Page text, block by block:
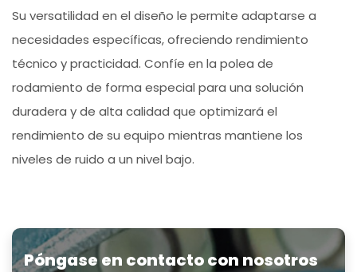
Su versatilidad en el diseño le permite adaptarse a
necesidades específicas, ofreciendo rendimiento
técnico y practicidad. Confíe en la polea de
rodamiento de forma especial para una solución
duradera y de alta calidad que optimizará el
rendimiento de su equipo mientras mantiene los
niveles de ruido a un nivel bajo.
Póngase en contacto con nosotros